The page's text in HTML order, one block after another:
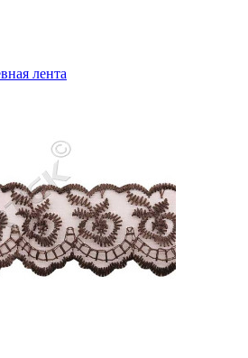
лента